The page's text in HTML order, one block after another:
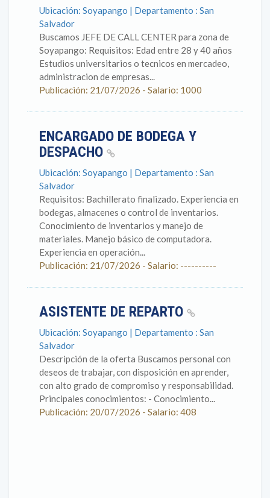
Ubicación: Soyapango | Departamento : San
Salvador
Buscamos JEFE DE CALL CENTER para zona de
Soyapango: Requisitos: Edad entre 28 y 40 años
Estudios universitarios o tecnicos en mercadeo,
administracion de empresas...
Publicación: 21/07/2026 - Salario: 1000
ENCARGADO DE BODEGA Y
DESPACHO
Ubicación: Soyapango | Departamento : San
Salvador
Requisitos: Bachillerato finalizado. Experiencia en
bodegas, almacenes o control de inventarios.
Conocimiento de inventarios y manejo de
materiales. Manejo básico de computadora.
Experiencia en operación...
Publicación: 21/07/2026 - Salario: ----------
ASISTENTE DE REPARTO
Ubicación: Soyapango | Departamento : San
Salvador
Descripción de la oferta Buscamos personal con
deseos de trabajar, con disposición en aprender,
con alto grado de compromiso y responsabilidad.
Principales conocimientos: - Conocimiento...
Publicación: 20/07/2026 - Salario: 408